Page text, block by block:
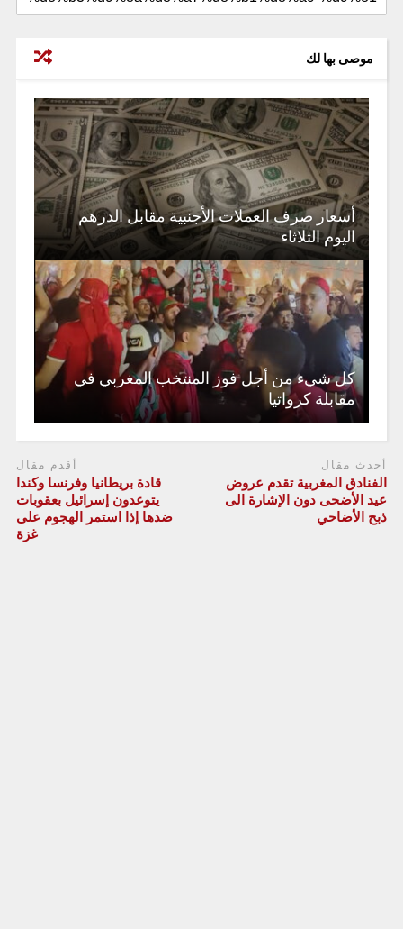
موصى بها لك
أسعار صرف العملات الأجنبية مقابل الدرهم
اليوم الثلاثاء
كل شيء من أجل فوز المنتخب المغربي في
مقابلة كرواتيا
أحدث مقال
الفنادق المغربية تقدم عروض
عيد الأضحى دون الإشارة الى
ذبح الأضاحي
أقدم مقال
‌‏قادة بريطانيا وفرنسا وكندا
يتوعدون إسرائيل بعقوبات
ضدها إذا استمر الهجوم على
غزة